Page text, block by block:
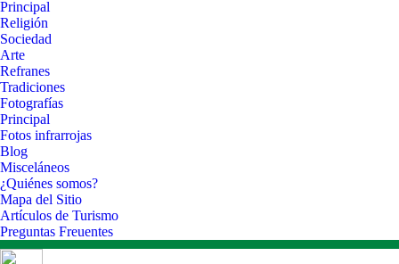
Principal
Religión
Sociedad
Arte
Refranes
Tradiciones
Fotografías
Principal
Fotos infrarrojas
Blog
Misceláneos
¿Quiénes somos?
Mapa del Sitio
Artículos de Turismo
Preguntas Freuentes